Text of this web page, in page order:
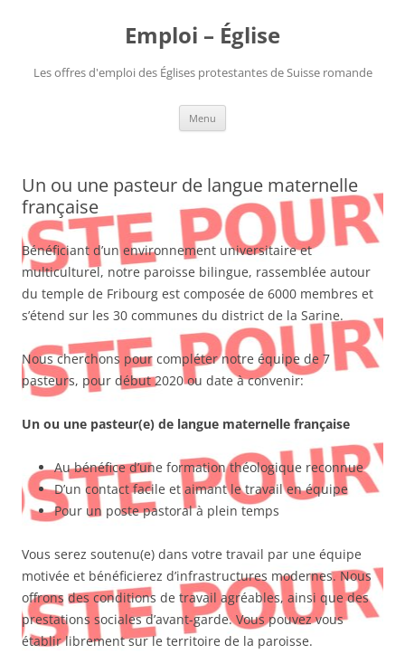
Emploi – Église
Les offres d'emploi des Églises protestantes de Suisse romande
Menu
Un ou une pasteur de langue maternelle
française
Bénéficiant d’un environnement universitaire et
multiculturel, notre paroisse bilingue, rassemblée autour
du temple de Fribourg est composée de 6000 membres et
s’étend sur les 30 communes du district de la Sarine.
Nous cherchons pour compléter notre équipe de 7
pasteurs, pour début 2020 ou date à convenir:
Un ou une pasteur(e) de langue maternelle française
Au bénéfice d’une formation théologique reconnue
D’un contact facile et aimant le travail en équipe
Pour un poste pastoral à plein temps
Vous serez soutenu(e) dans votre travail par une équipe
motivée et bénéficierez d’infrastructures modernes. Nous
offrons des conditions de travail agréables, ainsi que des
prestations sociales d’avant-garde. Vous pouvez vous
établir librement sur le territoire de la paroisse.